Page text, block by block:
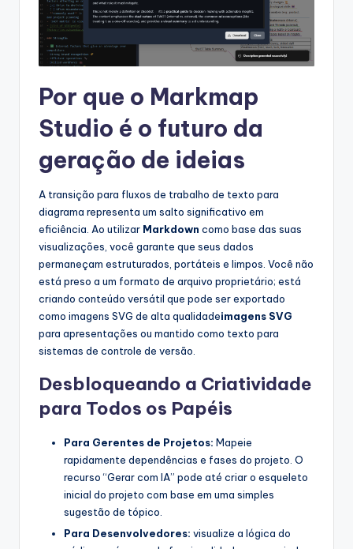
Por que o Markmap
Studio é o futuro da
geração de ideias
A transição para fluxos de trabalho de texto para
diagrama representa um salto significativo em
eficiência. Ao utilizar Markdown como base das suas
visualizações, você garante que seus dados
permaneçam estruturados, portáteis e limpos. Você não
está preso a um formato de arquivo proprietário; está
criando conteúdo versátil que pode ser exportado
como imagens SVG de alta qualidadeimagens SVG
para apresentações ou mantido como texto para
sistemas de controle de versão.
Desbloqueando a Criatividade
para Todos os Papéis
Para Gerentes de Projetos: Mapeie
rapidamente dependências e fases do projeto. O
recurso “Gerar com IA” pode até criar o esqueleto
inicial do projeto com base em uma simples
sugestão de tópico.
Para Desenvolvedores: visualize a lógica do